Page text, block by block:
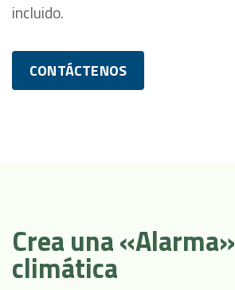
incluido.
CONTÁCTENOS
Crea una «Alarma»
climática